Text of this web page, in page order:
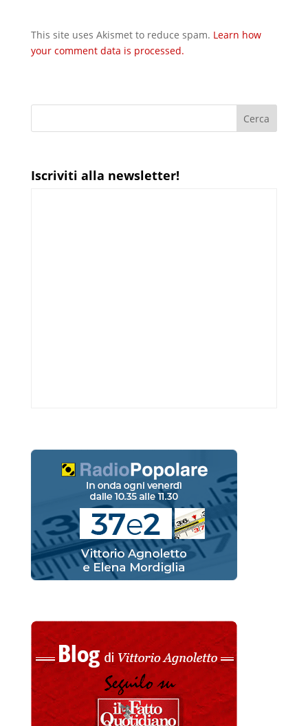
This site uses Akismet to reduce spam. Learn how
your comment data is processed.
Iscriviti alla newsletter!